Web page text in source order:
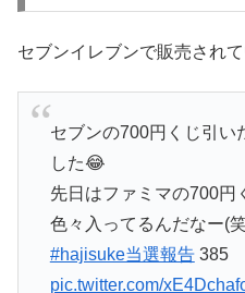
セブンイレブンで販売され
セブンの700円くじ引い
した😂
先日はファミマの700円
色々入ってるんだなー(
#hajisuke当選報告385
pic.twitter.com/